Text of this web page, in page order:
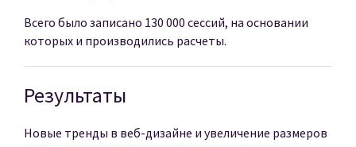
Всего было записано 130 000 сессий, на основании
которых и производились расчеты.
Результаты
Новые тренды в веб-дизайне и увеличение размеров